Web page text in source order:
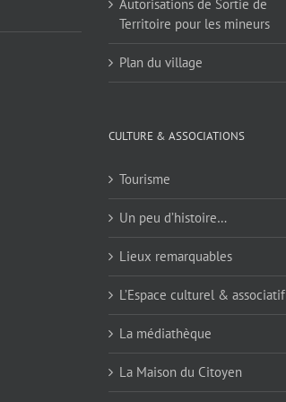
Autorisations de Sortie de
Territoire pour les mineurs
Plan du village
CULTURE & ASSOCIATIONS
Tourisme
Un peu d’histoire…
Lieux remarquables
L’Espace culturel & associatif
La médiathèque
La Maison du Citoyen